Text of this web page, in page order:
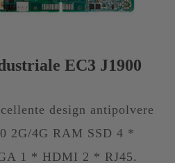
EC3 J1900
design antipolvere
2G/4G RAM SSD 4 *
1 * HDMI 2 * RJ45.